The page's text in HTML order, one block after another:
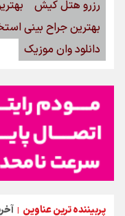
پربیننده ترین عناوین |
رزرو هتل کیش
بهترین جراح بینی
دانلود وان موزیک